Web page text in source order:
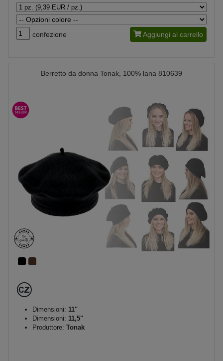
confezione Aggiungi al carrello
Berretto da donna Tonak, 100% lana 810639
Dimensioni: 11"
Dimensioni: 11,5"
Produttore: Tonak